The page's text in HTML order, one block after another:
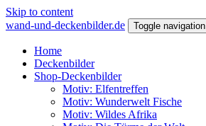
Skip to content
wand-und-deckenbilder.de
Toggle navigation
Home
Deckenbilder
Shop-Deckenbilder
Motiv: Elfentreffen
Motiv: Wunderwelt Fische
Motiv: Wildes Afrika